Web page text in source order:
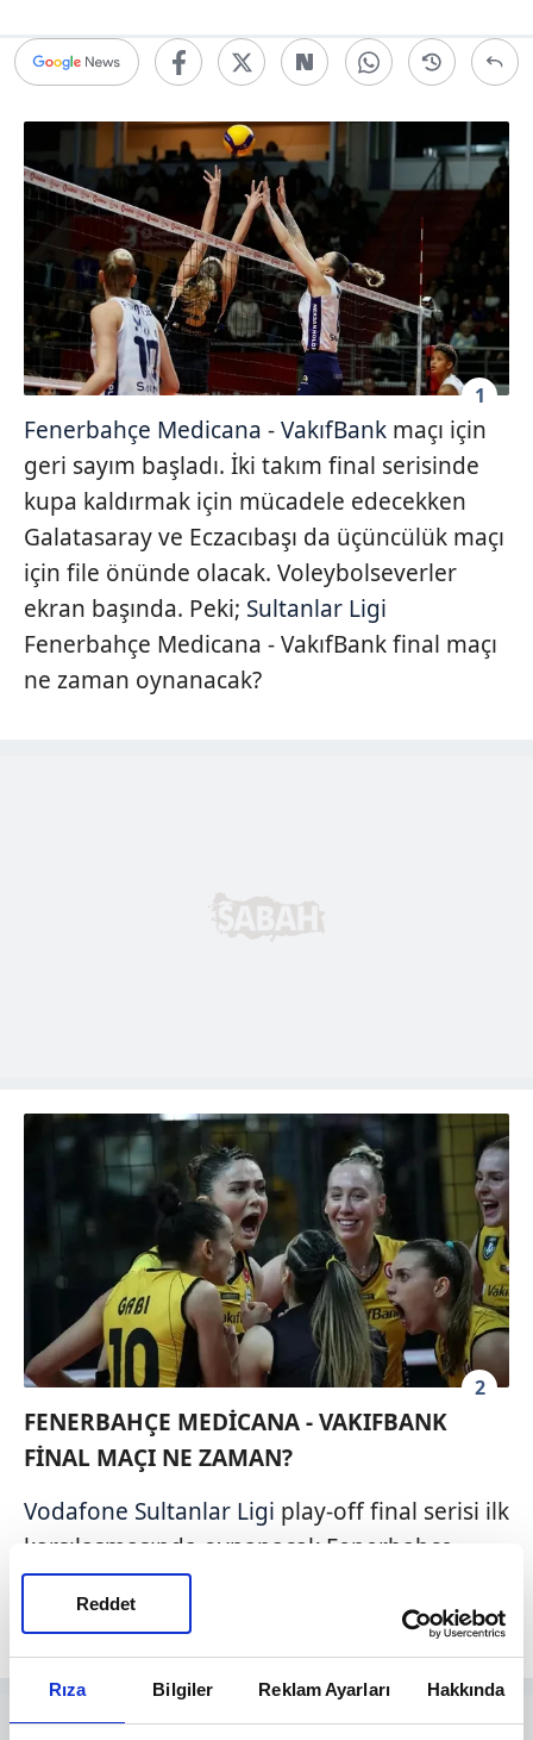
Rıza Bilgiler Reklam Ayarları Hakkında
Reddet
1
Fenerbahçe Medicana -VakıfBank maçı için
geri sayım başladı. İki takım final serisinde
kupa kaldırmak için mücadele edecekken
Galatasaray ve Eczacıbaşı da üçüncülük maçı
için file önünde olacak. Voleybolseverler
ekran başında. Peki; Sultanlar Ligi
Fenerbahçe Medicana - VakıfBank final maçı
ne zaman oynanacak?
2
FENERBAHÇE MEDİCANA - VAKIFBANK
FİNAL MAÇI NE ZAMAN?
Vodafone Sultanlar Ligi play-off final serisi ilk
karşılaşmasında oynanacak Fenerbahçe
Medicana - VakıfBank maçı 17 Nisan
Perşembe günü gerçekleşecek.